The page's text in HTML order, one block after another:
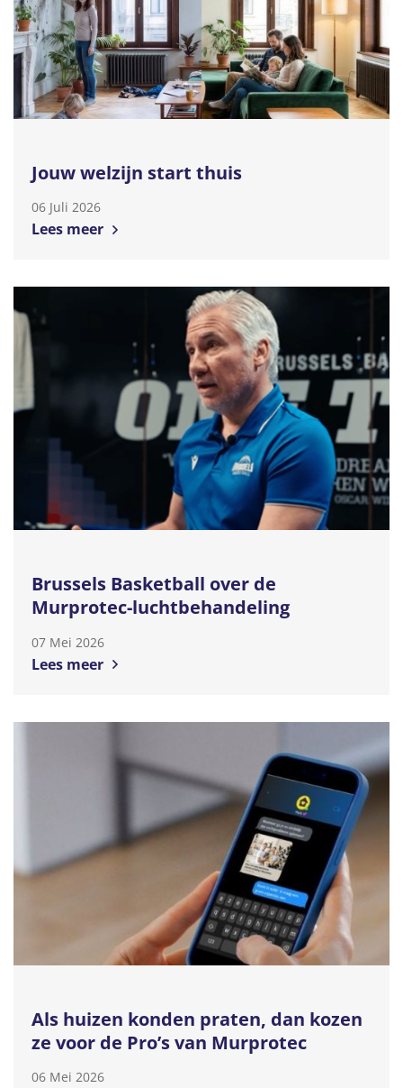
Jouw welzijn start thuis
06 Juli 2026
Lees meer
Brussels Basketball over de
Murprotec-luchtbehandeling
07 Mei 2026
Lees meer
Als huizen konden praten, dan kozen
ze voor de Pro’s van Murprotec
06 Mei 2026